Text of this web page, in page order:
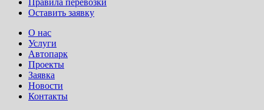
Оставить заявку
О нас
Услуги
Автопарк
Проекты
Заявка
Новости
Контакты